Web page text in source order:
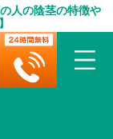
人の陰茎の特徴や